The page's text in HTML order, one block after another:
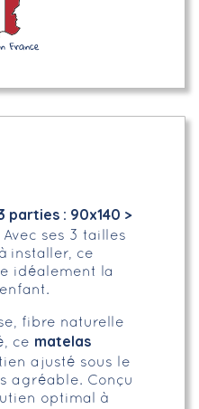
parties : 90x140 >
Avec ses 3 tailles
installer, ce
idéalement la
fibre naturelle
ce matelas
ajusté sous le
agréable. Conçu
optimal à